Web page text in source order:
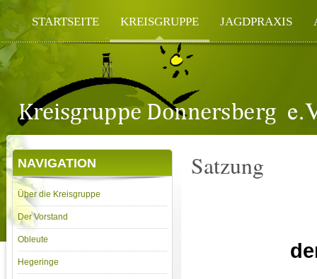
STARTSEITE KREISGRUPPE JAGDPRAXIS
Satzung
NAVIGATION
Über die Kreisgruppe
Der Vorstand
Obleute
Hegeringe